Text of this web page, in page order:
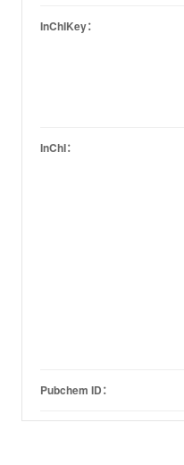
InChIKey：
InChI：
Pubchem ID：